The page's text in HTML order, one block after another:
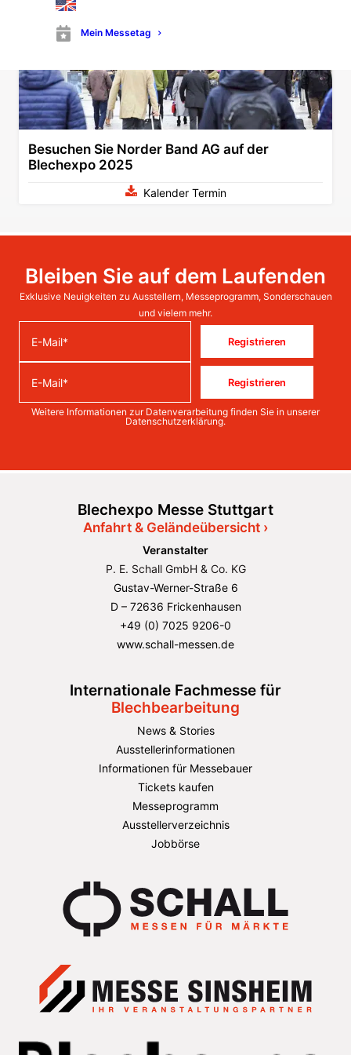
Mein Messetag
Besuchen Sie Norder Band AG auf der
Blechexpo 2025
Kalender Termin
Bleiben Sie auf dem Laufenden
Exklusive Neuigkeiten zu Ausstellern, Messeprogramm, Sonderschauen
und vielem mehr.
Registrieren
Registrieren
Weitere Informationen zur Datenverarbeitung finden Sie in unserer
Datenschutzerklärung.
Blechexpo Messe Stuttgart
Anfahrt & Geländeübersicht ›
Veranstalter
P. E. Schall GmbH & Co. KG
Gustav-Werner-Straße 6
D – 72636 Frickenhausen
+49 (0) 7025 9206-0
www.schall-messen.de
Internationale Fachmesse für
Blechbearbeitung
News & Stories
Ausstellerinformationen
Informationen für Messebauer
Tickets kaufen
Messeprogramm
Ausstellerverzeichnis
Jobbörse